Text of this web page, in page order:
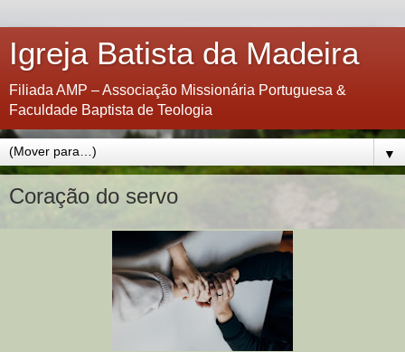
Igreja Batista da Madeira
Filiada AMP – Associação Missionária Portuguesa &
Faculdade Baptista de Teologia
▼
Coração do servo